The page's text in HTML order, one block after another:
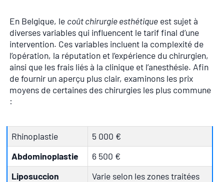
En Belgique, le coût chirurgie esthétique est sujet à
diverses variables qui influencent le tarif final d’une
intervention. Ces variables incluent la complexité de
l’opération, la réputation et l’expérience du chirurgien,
ainsi que les frais liés à la clinique et l’anesthésie. Afin
de fournir un aperçu plus clair, examinons les prix
moyens de certaines des chirurgies les plus commune
:
Rhinoplastie
5 000 €
Abdominoplastie
6 500 €
Liposuccion
Varie selon les zones traitées